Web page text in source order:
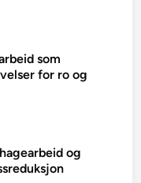
som
for ro og
og